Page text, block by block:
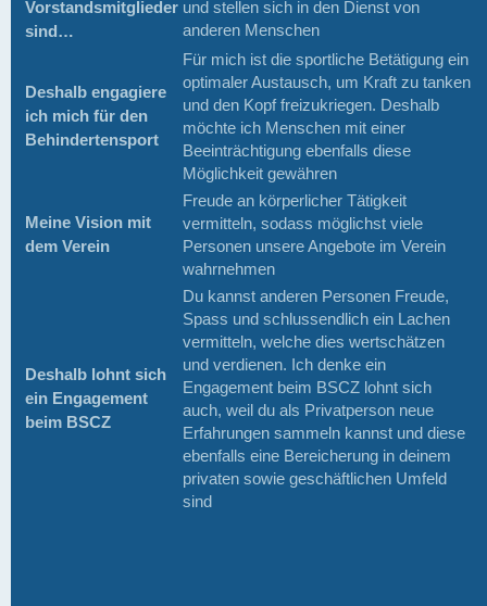
Vorstandsmitglieder
sind…
und stellen sich in den Dienst von
anderen Menschen
Deshalb engagiere
ich mich für den
Behindertensport
Für mich ist die sportliche Betätigung ein
optimaler Austausch, um Kraft zu tanken
und den Kopf freizukriegen. Deshalb
möchte ich Menschen mit einer
Beeinträchtigung ebenfalls diese
Möglichkeit gewähren
Meine Vision mit
dem Verein
Freude an körperlicher Tätigkeit
vermitteln, sodass möglichst viele
Personen unsere Angebote im Verein
wahrnehmen
Deshalb lohnt sich
ein Engagement
beim BSCZ
Du kannst anderen Personen Freude,
Spass und schlussendlich ein Lachen
vermitteln, welche dies wertschätzen
und verdienen. Ich denke ein
Engagement beim BSCZ lohnt sich
auch, weil du als Privatperson neue
Erfahrungen sammeln kannst und diese
ebenfalls eine Bereicherung in deinem
privaten sowie geschäftlichen Umfeld
sind